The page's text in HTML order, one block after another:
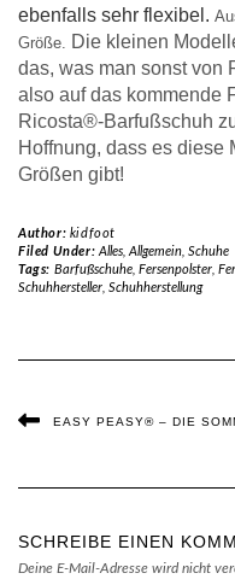
ebenfalls sehr flexibel.
Größe.
Die kleinen
das, was man sonst von
also auf das kommende
Ricosta®-Barfußschuh
Hoffnung, dass es diese
Größen gibt!
Author: kidfoot
Filed Under: Alles, Allgemein, Schuhe
Tags: Barfußschuhe, Fersenpolster,
Schuhhersteller Schuhherstellung
EASY PEASY® – DIE
SCHREIBE EINEN
Deine E-Mail-Adresse wird nicht